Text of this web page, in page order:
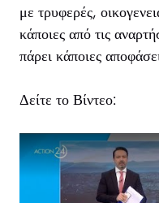
με τρυφερές,
κάποιες από τις
πάρει κάποιες
Δείτε το Βίντεο: